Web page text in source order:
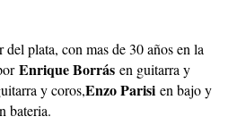
plata, con mas de 30 años en la
Enrique Borrás en guitarra y
y coros,Enzo Parisi en bajo y
bateria.